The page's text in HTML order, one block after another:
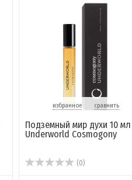
избранное сравнить
Подземный мир духи 10 мл
Underworld Cosmogony
(0)